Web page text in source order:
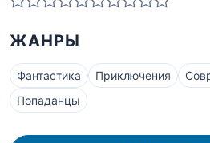
ЖАНРЫ
Фантастика Приключения
Попаданцы